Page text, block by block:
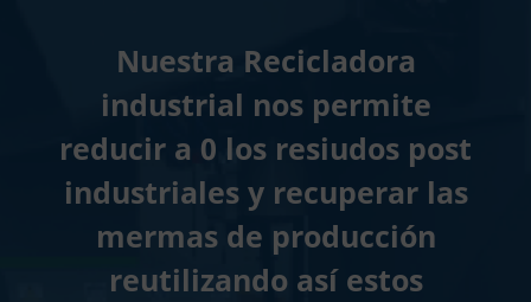
Nuestra Recicladora
industrial nos permite
reducir a 0 los resiudos post
industriales y recuperar las
mermas de producción
reutilizando así estos